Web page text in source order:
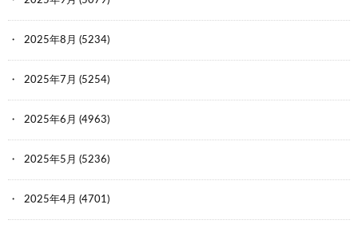
2025年8月 (5234)
2025年7月 (5254)
2025年6月 (4963)
2025年5月 (5236)
2025年4月 (4701)